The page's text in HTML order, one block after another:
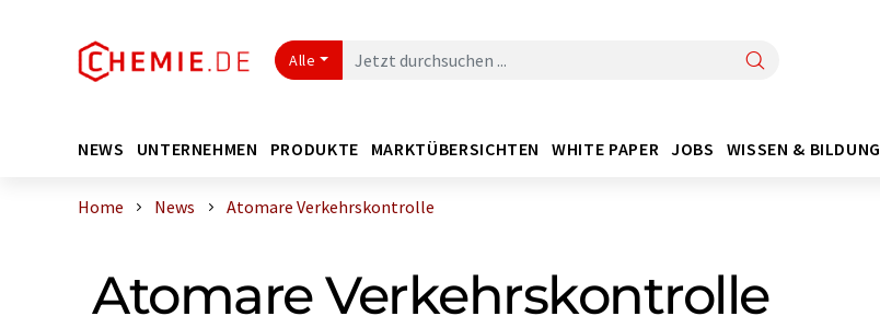
Alle
NEWS UNTERNEHMEN PRODUKTE MARKTÜBERSICHTEN WHITE PAPER JOBS WISSEN & BILDUNG
Home News Atomare Verkehrskontrolle
Atomare Verkehrskontrolle